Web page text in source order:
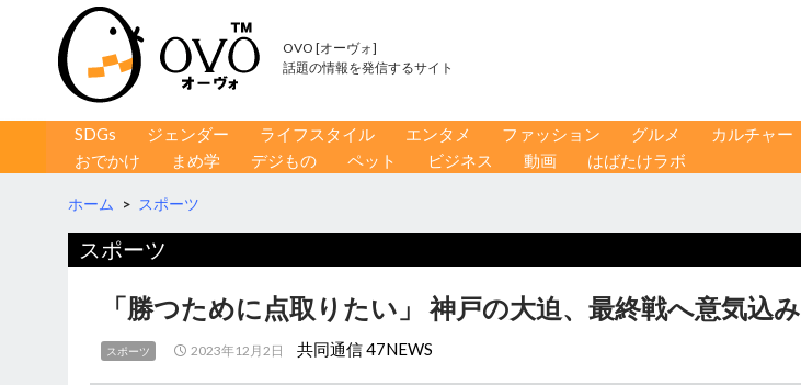
OVO [オーヴォ]
話題の情報を発信するサイト
コンテンツへ移動
SDGs ジェンダー ライフスタイル エンタメ ファッション グルメ カルチャー
おでかけ
まめ学 デジもの ペット ビジネス 動画 はばたけラボ
ホーム > スポーツ
スポーツ
「勝つために点取りたい」 神戸の大迫、最終戦へ意気込み
スポーツ 2023年12月2日 共同通信 47NEWS